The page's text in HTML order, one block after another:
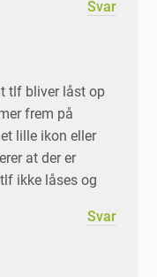
Svar
tlf bliver låst op
frem på
lille ikon eller
at der er
ikke låses og
Svar